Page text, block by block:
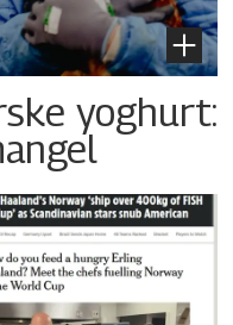
yoghurt: